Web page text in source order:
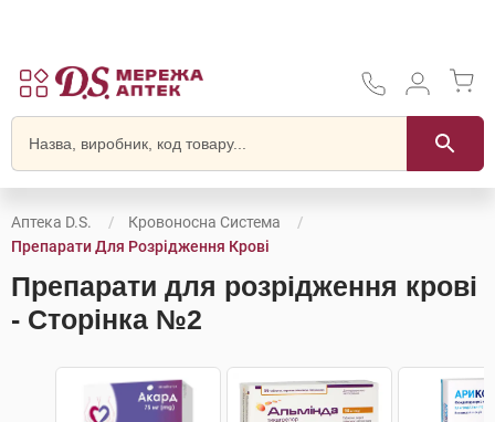
Аптека D.S.
Кровоносна Система
Препарати Для Розрідження Крові
Препарати для розрідження крові
- Сторінка №2